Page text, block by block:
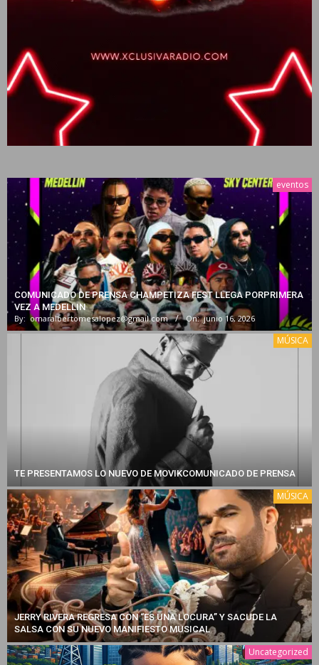
eventos
COMUNICADO DE PRENSA CHAMPETIZA FEST LLEGA PORPRIMERA
VEZ A MEDELLIN
By: omaralbertomesalopez@gmail.com On: junio 16, 2026
MÚSICA
TE PRESENTAMOS LO NUEVO DE MOVIKCOMUNICADO DE PRENSA
MÚSICA
JERRY RIVERA REGRESA CON “ES UNA LOCURA” Y SACUDE LA
SALSA CON SU NUEVO MANIFIESTO MUSICAL
Uncategorized